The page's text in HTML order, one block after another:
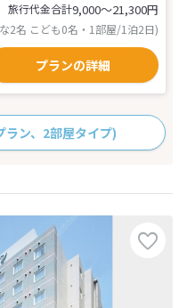
旅行代金合計9,000〜21,300円
2名 こども0名・1部屋/1泊2日)
プランの詳細
ラン、2部屋タイプ)